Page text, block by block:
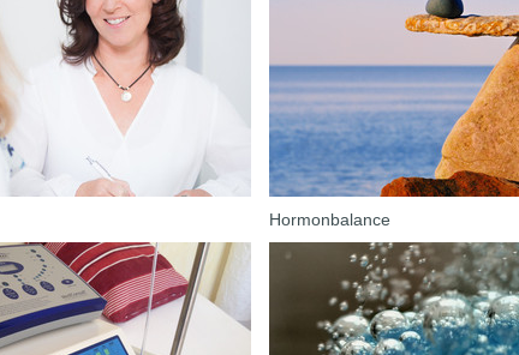
Hormonbalance